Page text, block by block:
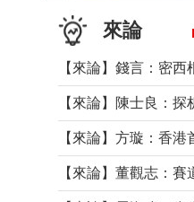
來論
【來論】董觀志：